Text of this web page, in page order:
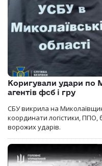
Коригували удари по
агентів фсб і гру
СБУ викрила на
координати логістики, ППО,
ворожих ударів.